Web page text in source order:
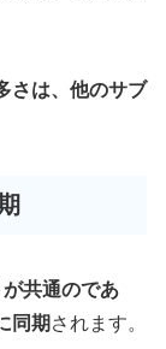
さは、他のサブ
共通のであ
同期 されます。